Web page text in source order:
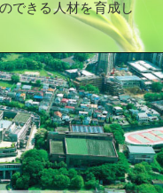
できる人材を育成し